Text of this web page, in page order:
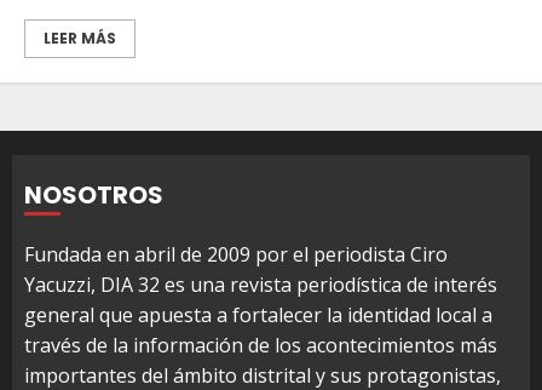
LEER MÁS
NOSOTROS
Fundada en abril de 2009 por el periodista Ciro
Yacuzzi, DIA 32 es una revista periodística de interés
general que apuesta a fortalecer la identidad local a
través de la información de los acontecimientos más
importantes del ámbito distrital y sus protagonistas,